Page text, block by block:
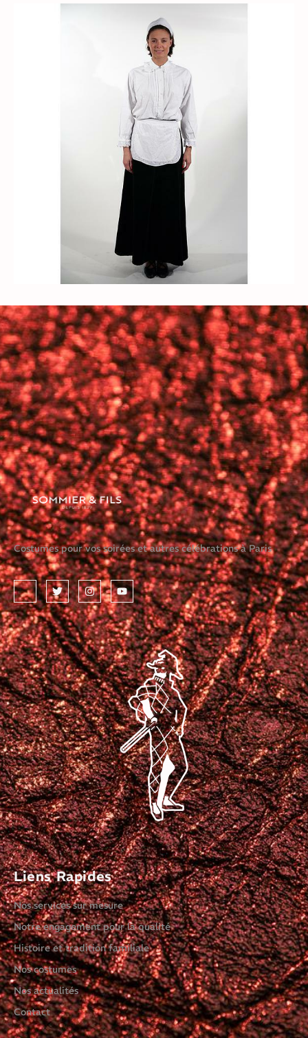
Costumes pour vos soirées et autres célébrations à Paris
Liens Rapides
Nos services sur mesure
Notre engagement pour la qualité
Histoire et tradition familiale
Nos costumes
Nos actualités
Contact